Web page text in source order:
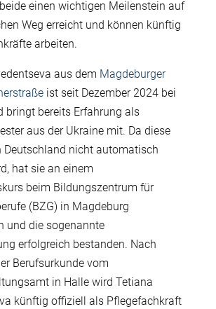
einen wichtigen Meilenstein auf
Weg erreicht und können künftig
arbeiten.
aus dem Magdeburger
ist seit Dezember 2024 bei
bringt bereits Erfahrung als
aus der Ukraine mit. Da diese
Deutschland nicht automatisch
hat sie an einem
beim Bildungszentrum für
(BZG) in Magdeburg
und die sogenannte
erfolgreich bestanden. Nach
Berufsurkunde vom
in Halle wird Tetiana
künftig offiziell als Pflegefachkraft